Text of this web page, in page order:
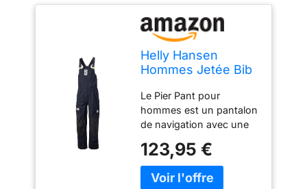
Helly Hansen
Hommes Jetée Bib
2XL
Le Pier Pant pour
hommes est un pantalon
de navigation avec une
des détails techniques
intelligents, vous protège
complètement de
123,95 €